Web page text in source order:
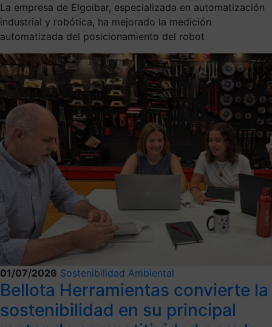
La empresa de Elgoibar, especializada en automatización
industrial y robótica, ha mejorado la medición
automatizada del posicionamiento del robot
01/07/2026 Sostenibilidad Ambiental
Bellota Herramientas convierte la
sostenibilidad en su principal